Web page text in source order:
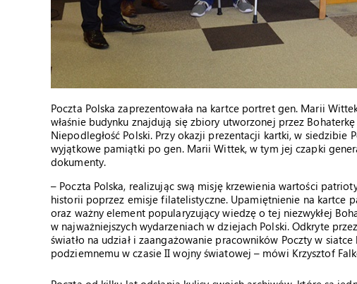
Poczta Polska zaprezentowała na kartce portret gen. Marii
właśnie budynku znajdują się zbiory utworzonej przez
Niepodległość Polski. Przy okazji prezentacji kartki, w siedzibie
wyjątkowe pamiątki po gen. Marii Wittek, w tym jej czapki
dokumenty.
– Poczta Polska, realizując swą misję krzewienia wartości
historii poprzez emisje filatelistyczne. Upamiętnienie na kartce
oraz ważny element popularyzujący wiedzę o tej niezwykłej
w najważniejszych wydarzeniach w dziejach Polski. Odkryte
światło na udział i zaangażowanie pracowników Poczty w
podziemnemu w czasie II wojny światowej – mówi Krzysztof